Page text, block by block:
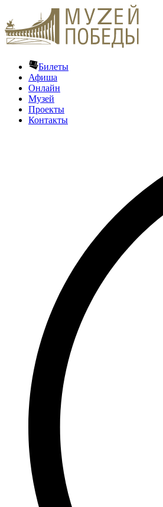
Билеты
Афиша
Онлайн
Музей
Проекты
Контакты